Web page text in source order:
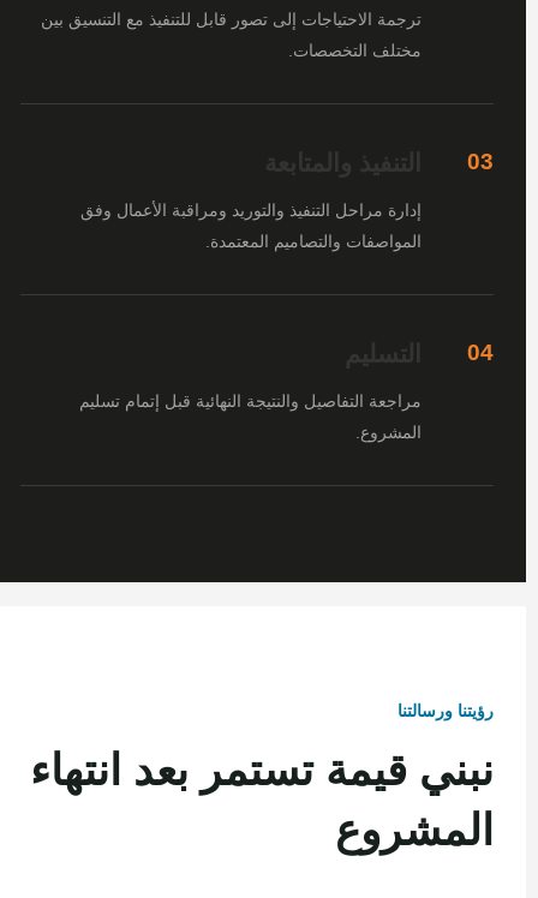
ترجمة الاحتياجات إلى تصور قابل للتنفيذ مع التنسيق بين
مختلف التخصصات.
03 التنفيذ والمتابعة
إدارة مراحل التنفيذ والتوريد ومراقبة الأعمال وفق
المواصفات والتصاميم المعتمدة.
04 التسليم
مراجعة التفاصيل والنتيجة النهائية قبل إتمام تسليم
المشروع.
رؤيتنا ورسالتنا
نبني قيمة تستمر بعد انتهاء
المشروع